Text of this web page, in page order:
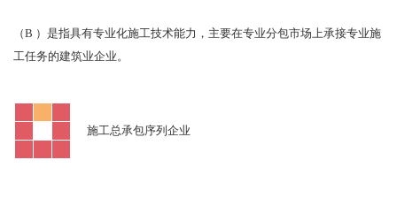
（B ）是指具有专业化施工技术能力，主要在专业分包市场上承接专业施
工任务的建筑业企业。
施工总承包序列企业